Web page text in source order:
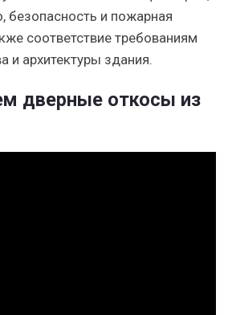
безопасность и пожарная
соответствие требованиям
и архитектуры здания.
дверные откосы из